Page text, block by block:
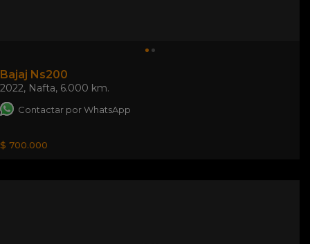
Bajaj Ns200
2022, Nafta, 6.000 km.
Contactar por WhatsApp
$ 700.000